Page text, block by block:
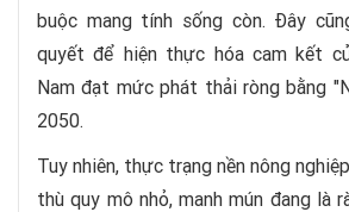
buộc mang tính sống còn. Đây
quyết để hiện thực hóa cam kết
Nam đạt mức phát thải ròng bằng
2050.
Tuy nhiên, thực trạng nền nông
thù quy mô nhỏ, manh mún đang là